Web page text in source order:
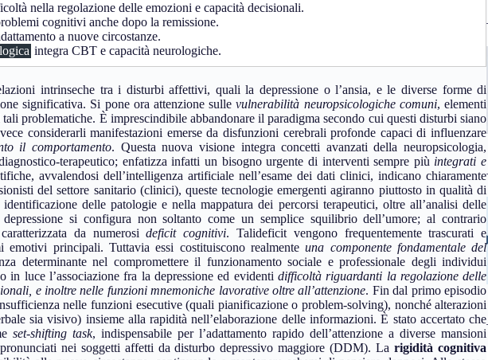
nella regolazione delle emozioni e capacità decisionali.
cognitivi anche dopo la remissione.
a nuove circostanze.
integra CBT e capacità neurologiche.
intrinseche tra i disturbi affettivi, quali la depressione o l’ansia, e le diverse forme di
significativa. Si pone ora attenzione sullevulnerabilità neuropsicologiche comuni, elementi
problematiche. È imprescindibile abbandonare il paradigma secondo cui questi disturbi siano
considerarli manifestazioni emerse da disfunzioni cerebrali profonde capaci di influenzare
il comportamento. Questa nuova visione integra concetti avanzati della neuropsicologia,
terapeutico; enfatizza infatti un bisogno urgente di interventi sempre più integrati e
avvalendosi dell’intelligenza artificiale nell’esame dei dati clinici, indicano chiaramente
del settore sanitario (clinici), queste tecnologie emergenti agiranno piuttosto in qualità di
delle patologie e nella mappatura dei percorsi terapeutici, oltre all’analisi delle
si configura non soltanto come un semplice squilibrio dell’umore; al contrario
da numerosideficit cognitivi. Talideficit vengono frequentemente trascurati e
emotivi principali. Tuttavia essi costituiscono realmenteuna componente fondamentale del
determinante nel compromettere il funzionamento sociale e professionale degli individui
in luce l’associazione fra la depressione ed evidenti difficoltà riguardanti la regolazione delle
e inoltre nelle funzioni mnemoniche lavorative oltre all’attenzione. Fin dal primo episodio
nelle funzioni esecutive (quali pianificazione o problem-solving), nonché alterazioni
sia visivo) insieme alla rapidità nell’elaborazione delle informazioni. È stato accertato che
set-shifting task, indispensabile per l’adattamento rapido dell’attenzione a diverse mansioni
nei soggetti affetti da disturbo depressivo maggiore (DDM). Larigidità cognitiva